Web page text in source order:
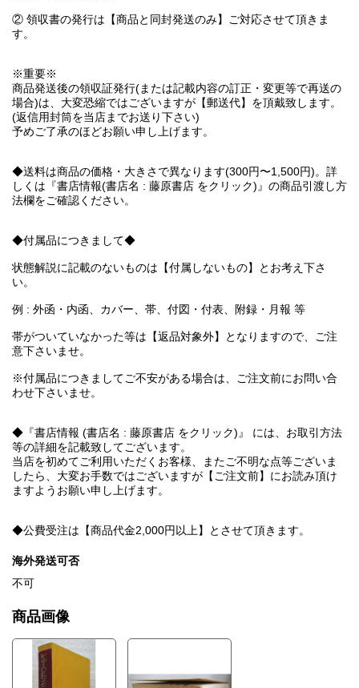
② 領収書の発行は【商品と同封発送のみ】ご対応させて頂きま
す。
※重要※
商品発送後の領収証発行(または記載内容の訂正・変更等で再送の
場合)は、大変恐縮ではございますが【郵送代】を頂戴致します。
(返信用封筒を当店までお送り下さい)
予めご了承のほどお願い申し上げます。
◆送料は商品の価格・大きさで異なります(300円〜1,500円)。詳
しくは『書店情報(書店名 : 藤原書店 をクリック)』の商品引渡し方
法欄をご確認ください。
◆付属品につきまして◆
状態解説に記載のないものは【付属しないもの】とお考え下さ
い。
例 : 外函・内函、カバー、帯、付図・付表、附録・月報 等
帯がついていなかった等は【返品対象外】となりますので、ご注
意下さいませ。
※付属品につきましてご不安がある場合は、ご注文前にお問い合
わせ下さいませ。
◆『書店情報 (書店名 : 藤原書店 をクリック)』 には、お取引方法
等の詳細を記載致してございます。
当店を初めてご利用いただくお客様、またご不明な点等ございま
したら、大変お手数ではございますが【ご注文前】にお読み頂け
ますようお願い申し上げます。
◆公費受注は【商品代金2,000円以上】とさせて頂きます。
海外発送可否
不可
商品画像